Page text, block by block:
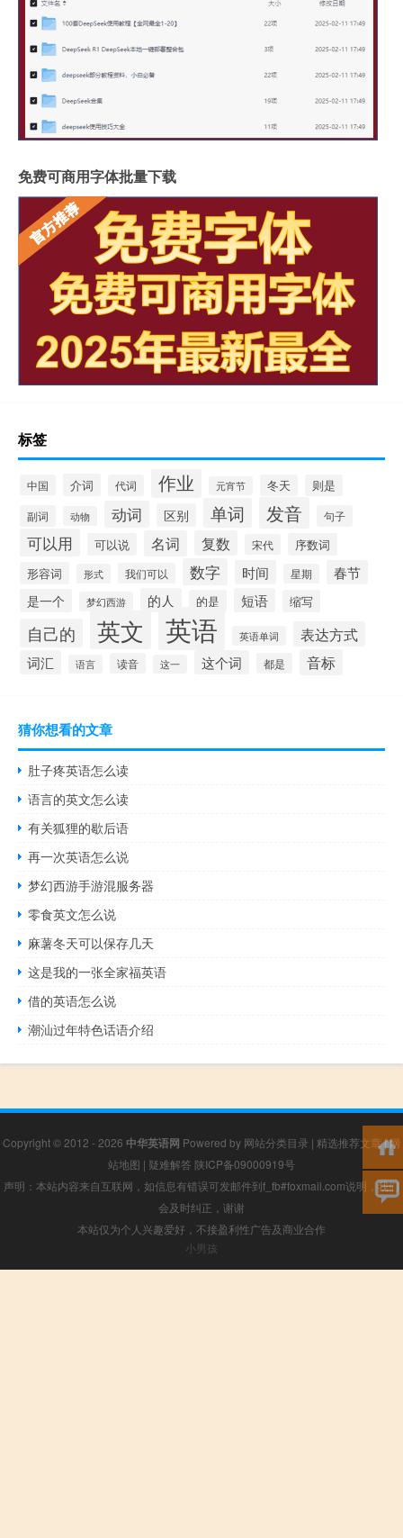
免费可商用字体批量下载
标签
中国 介词 代词 作业 元宵节 冬天
则是
副词
动物 动词 区别 单词 发音 句子
可以用 可以说 名词 复数 宋代
序数词
形容词
形式 我们可以 数字 时间 星期 春节
是一个 梦幻西游 的人 的是 短语 缩写
自己的 英文 英语 英语单词 表达方式
词汇 语言 读音 这一 这个词 都是 音标
猜你想看的文章
肚子疼英语怎么读
语言的英文怎么读
有关狐狸的歇后语
再一次英语怎么说
梦幻西游手游混服务器
零食英文怎么说
麻薯冬天可以保存几天
这是我的一张全家福英语
借的英语怎么说
潮汕过年特色话语介绍
Copyright © 2012 - 2026 中华英语网 Powered by 网站分类目录 | 精选推荐文章|网
站地图 | 疑难解答 陕ICP备09000919号
声明：本站内容来自互联网，如信息有错误可发邮件到f_fb#foxmail.com说明，我们
会及时纠正，谢谢
本站仅为个人兴趣爱好，不接盈利性广告及商业合作
小男孩